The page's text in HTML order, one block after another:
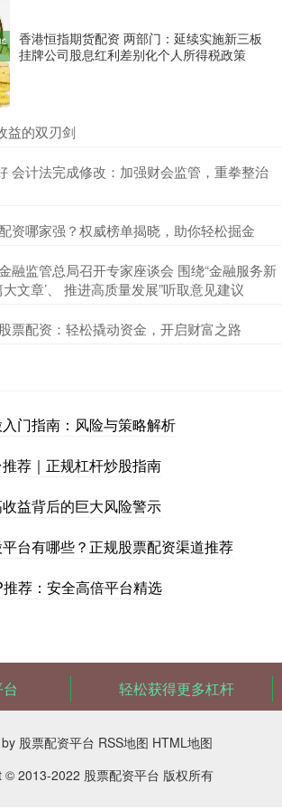
香港恒指期货配资 两部门：延续实施新三板
挂牌公司股息红利差别化个人所得税政策
益的双刃剑
会计法完成修改：加强财会监管，重拳整治
资哪家强？权威榜单揭晓，助你轻松掘金
融监管总局召开专家座谈会 围绕“金融服务新
文章’、 推进高质量发展”听取意见建议
票配资：轻松撬动资金，开启财富之路
门指南：风险与策略解析
荐｜正规杠杆炒股指南
益背后的巨大风险警示
台有哪些？正规股票配资渠道推荐
荐：安全高倍平台精选
轻松获得更多杠杆
股票配资平台 RSS地图 HTML地图
© 2013-2022 股票配资平台 版权所有